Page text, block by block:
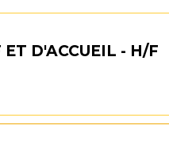
D'ACCUEIL - H/F